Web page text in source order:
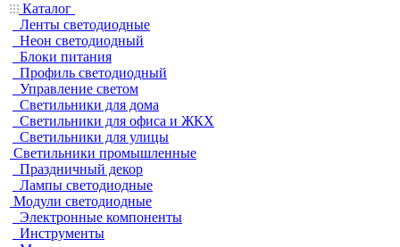
Каталог
Ленты светодиодные
Неон светодиодный
Блоки питания
Профиль светодиодный
Управление светом
Светильники для дома
Светильники для офиса и ЖКХ
Светильники для улицы
Светильники промышленные
Праздничный декор
Лампы светодиодные
Модули светодиодные
Электронные компоненты
Инструменты